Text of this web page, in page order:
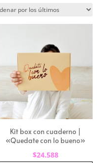
los
últimos
Kit box con cuaderno |
«Quedate con lo bueno»
$24.588